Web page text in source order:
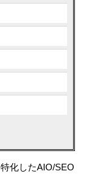
化したAIO/SEO